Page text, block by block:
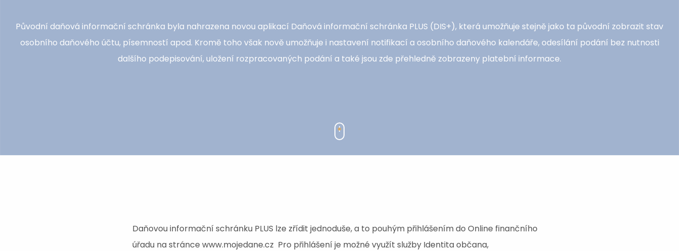
Původní daňová informační schránka byla nahrazena novou aplikací Daňová informační schránka PLUS (DIS+), která umožňuje stejně jako ta původní zobrazit stav
osobního daňového účtu, písemností apod. Kromě toho však nově umožňuje i nastavení notifikací a osobního daňového kalendáře, odesílání podání bez nutnosti
dalšího podepisování, uložení rozpracovaných podání a také jsou zde přehledně zobrazeny platební informace.
Daňovou informační schránku PLUS lze zřídit jednoduše, a to pouhým přihlášením do Online finančního
úřadu na stránce www.mojedane.cz Pro přihlášení je možné využít služby Identita občana,